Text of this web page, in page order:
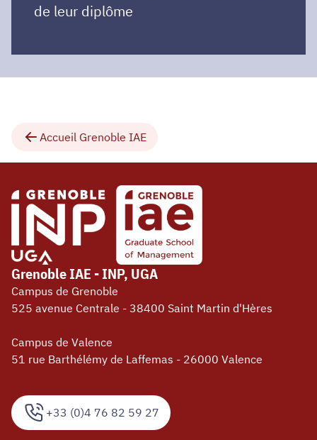
de leur diplôme
Accueil Grenoble IAE
+33 (0)4 76 82 59 27
Grenoble IAE - INP, UGA
Campus de Grenoble
525 avenue Centrale - 38400 Saint Martin d'Hères
Campus de Valence
51 rue Barthélémy de Laffemas - 26000 Valence